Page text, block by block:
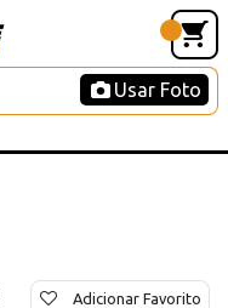
Usar Foto
Adicionar Favorito